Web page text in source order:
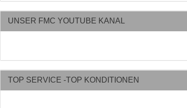
UNSER FMC YOUTUBE KANAL
TOP SERVICE -TOP KONDITIONEN